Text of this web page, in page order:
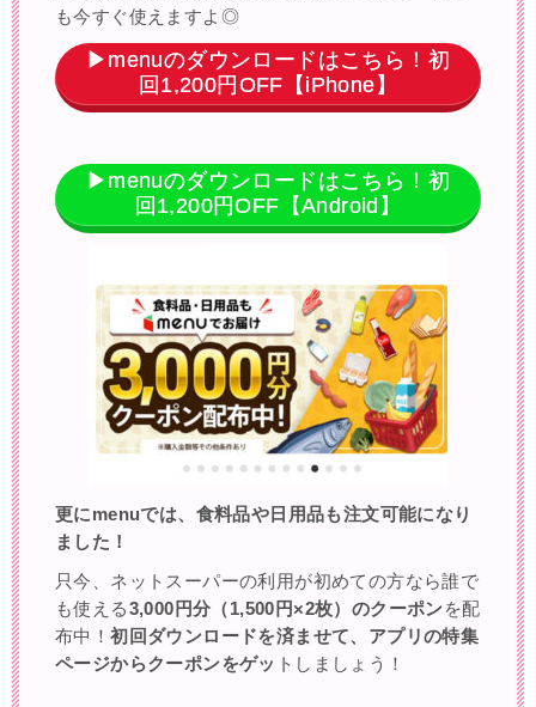
も今すぐ使えますよ◎
▶menuのダウンロードはこちら！初
回1,200円OFF【iPhone】
▶menuのダウンロードはこちら！初
回1,200円OFF【Android】
更にmenuでは、食料品や日用品も注文可能になり
ました！
只今、ネットスーパーの利用が初めての方なら誰で
も使える3,000円分（1,500円×2枚）のクーポンを配
布中！初回ダウンロードを済ませて、アプリの特集
ページからクーポンをゲッ トしましょう！